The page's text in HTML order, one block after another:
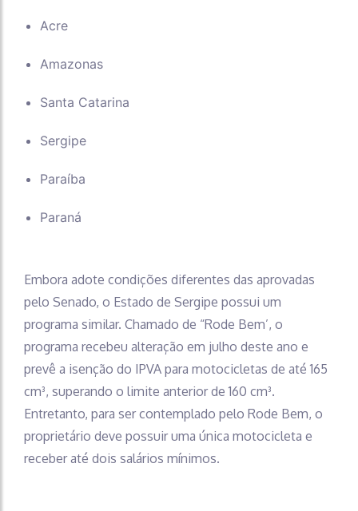
Acre
Amazonas
Santa Catarina
Sergipe
Paraíba
Paraná
Embora adote condições diferentes das aprovadas
pelo Senado, o Estado de Sergipe possui um
programa similar. Chamado de “Rode Bem’, o
programa recebeu alteração em julho deste ano e
prevê a isenção do IPVA para motocicletas de até 165
cm³, superando o limite anterior de 160 cm³.
Entretanto, para ser contemplado pelo Rode Bem, o
proprietário deve possuir uma única motocicleta e
receber até dois salários mínimos.